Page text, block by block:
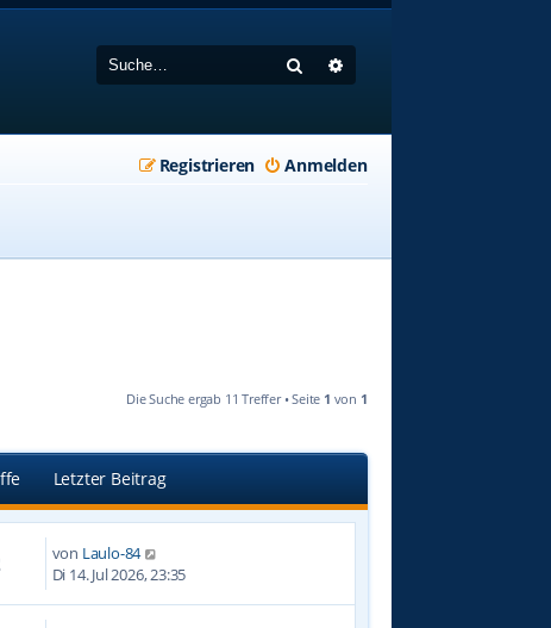
Suche
Anmelden
Registrieren
Die Suche ergab 11 Treffer • Seite 1 von 1
Letzter Beitrag
von Laulo-84
Di 14. Jul 2026, 23:35